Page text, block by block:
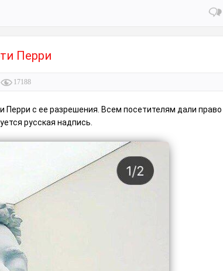
Перри
17188
с ее разрешения. Всем посетителям дали право
русская надпись.